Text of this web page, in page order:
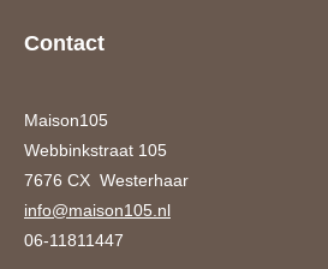
Contact
Maison105
Webbinkstraat 105
7676 CX Westerhaar
info@maison105.nl
06-11811447